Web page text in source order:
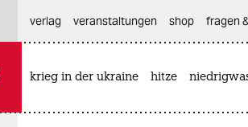
verlag
veranstaltungen shop fragen
krieg in der ukraine hitze